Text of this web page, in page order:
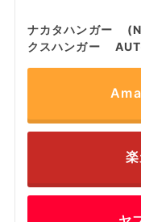
ナカタハンガー
クスハンガー